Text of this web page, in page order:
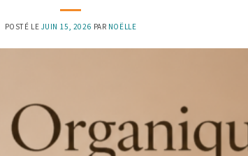
POSTÉ LE JUIN 15, 2026 PAR NOËLLE